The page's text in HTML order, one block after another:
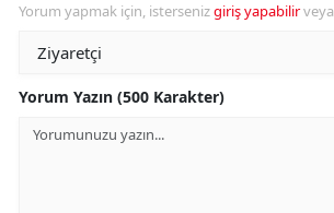
Yorum yapmak için, istersenizgiriş yapabilirveya
Yorum Yazın (500 Karakter)